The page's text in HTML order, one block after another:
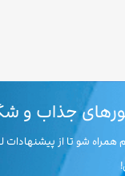
جذاب و
همراه شو تا از